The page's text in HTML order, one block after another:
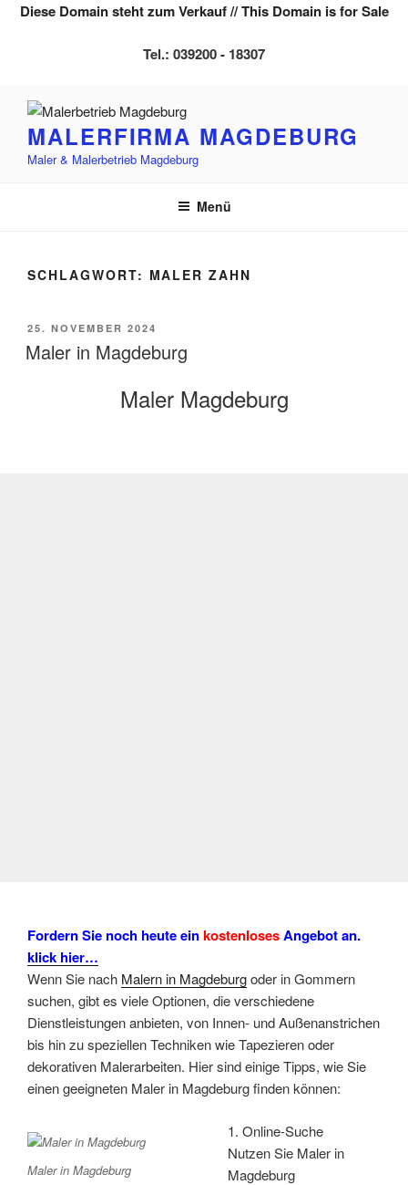
Diese Domain steht zum Verkauf // This Domain is for Sale
Tel.: 039200 - 18307
Inhalt
springenMALERFIRMA MAGDEBURG
Maler & Malerbetrieb Magdeburg
Menü
SCHLAGWORT: MALER ZAHN
VERÖFFENTLICHT
AM
25. NOVEMBER 2024
Maler in Magdeburg
Maler Magdeburg
Fordern Sie noch heute einkostenlosesAngebot an.
klick hier…
Wenn Sie nach Malern in Magdeburgoder in Gommern
suchen, gibt es viele Optionen, die verschiedene
Dienstleistungen anbieten, von Innen- und Außenanstrichen
bis hin zu speziellen Techniken wie Tapezieren oder
dekorativen Malerarbeiten. Hier sind einige Tipps, wie Sie
einen geeigneten Maler in Magdeburg finden können:
Maler in Magdeburg
1. Online-Suche
Nutzen Sie Maler in
Magdeburg